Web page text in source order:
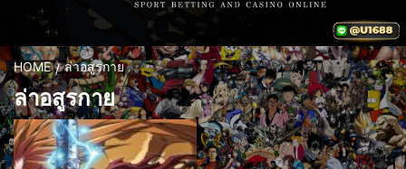
HOME ล่าอสูรกาย
ล่าอสูรกาย